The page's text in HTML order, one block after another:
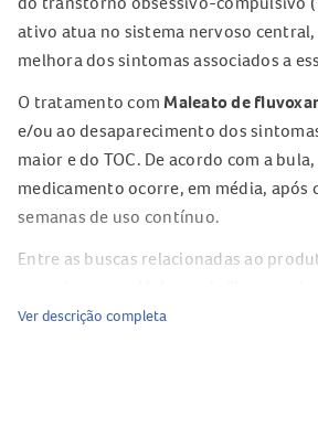
ativo atua no sistema nervoso
melhora dos sintomas associados a
O tratamento comMaleato de
e/ou ao desaparecimento dos
maior e do TOC. De acordo com a
medicamento ocorre, em média, após
semanas de uso contínuo.
Entre as buscas relacionadas ao
fluvoxamina valore informações
Ver descrição completa